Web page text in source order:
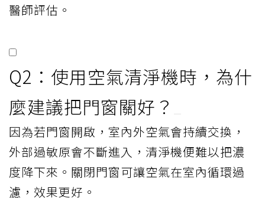
醫師評估。
Q2：使用空氣清淨機時，為什
麼建議把門窗關好？
因為若門窗開啟，室內外空氣會持續交換，
外部過敏原會不斷進入，清淨機便難以把濃
度降下來。關閉門窗可讓空氣在室內循環過
濾，效果更好。